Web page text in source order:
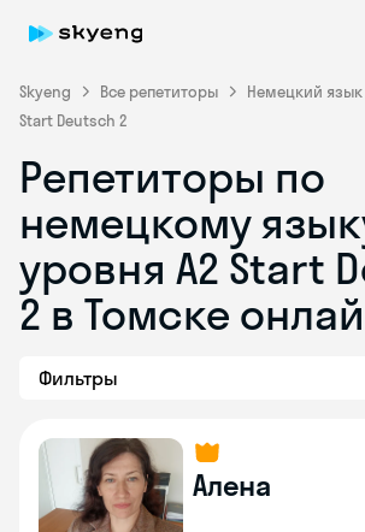
Skyeng Все репетиторы Немецкий язык
Start Deutsch 2
Репетиторы по
немецкому
уровня A2 Start
2 в Томске
Фильтры
Алена
Skyeng Chat